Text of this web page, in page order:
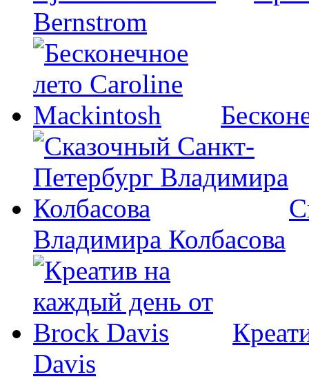
Bernstrom
Владимира Колбасова
Davis